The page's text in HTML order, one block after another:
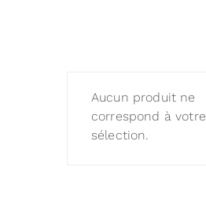
Aucun produit ne
correspond à votre
sélection.